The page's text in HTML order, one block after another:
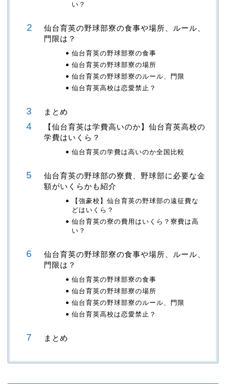
い？
仙台育英の野球部寮の食事や場所、ルール、
門限は？
仙台育英の野球部寮の食事
仙台育英の野球部寮の場所
仙台育英の野球部寮のルール、門限
仙台育英高校は恋愛禁止？
まとめ
【仙台育英は学費高いのか】仙台育英高校の
学費はいくら？
仙台育英の学費は高いのか全国比較
仙台育英の野球部の寮費、野球部に必要な金
額がいくらかも紹介
【強豪校】仙台育英の野球部の遠征費な
どはいくら？
仙台育英の寮の費用はいくら？寮費は高
い？
仙台育英の野球部寮の食事や場所、ルール、
門限は？
仙台育英の野球部寮の食事
仙台育英の野球部寮の場所
仙台育英の野球部寮のルール、門限
仙台育英高校は恋愛禁止？
まとめ